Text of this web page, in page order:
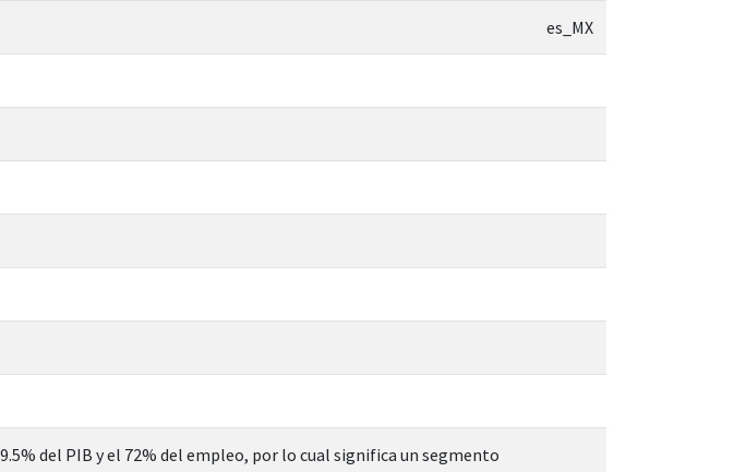
es_MX
del PIB y el 72% del empleo, por lo cual significa un segmento